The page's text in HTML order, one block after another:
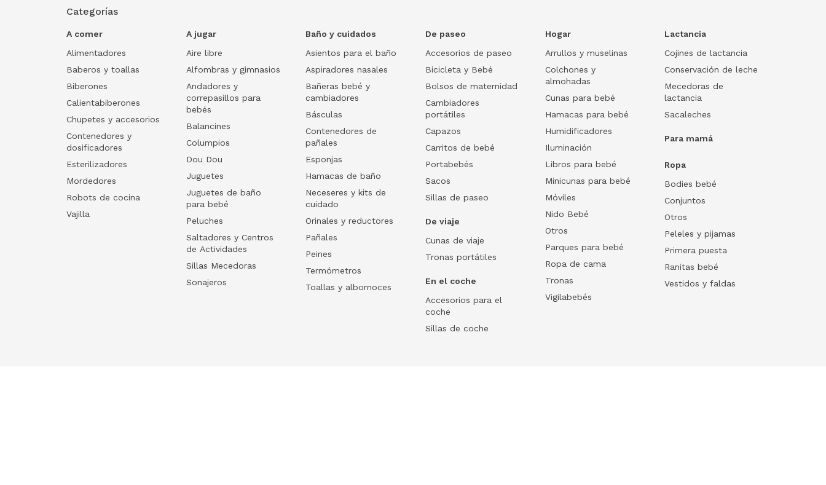
Categorías
A comer
Alimentadores
Baberos y toallas
Biberones
Calientabiberones
Chupetes y accesorios
Contenedores y
dosificadores
Esterilizadores
Mordedores
Robots de cocina
Vajilla
A jugar
Aire libre
Alfombras y gimnasios
Andadores y
correpasillos para
bebés
Balancines
Columpios
Dou Dou
Juguetes
Juguetes de baño
para bebé
Peluches
Saltadores y Centros
de Actividades
Sillas Mecedoras
Sonajeros
Baño y cuidados
Asientos para el baño
Aspiradores nasales
Bañeras bebé y
cambiadores
Básculas
Contenedores de
pañales
Esponjas
Hamacas de baño
Neceseres y kits de
cuidado
Orinales y reductores
Pañales
Peines
Termómetros
Toallas y albornoces
De paseo
Accesorios de paseo
Bicicleta y Bebé
Bolsos de maternidad
Cambiadores
portátiles
Capazos
Carritos de bebé
Portabebés
Sacos
Sillas de paseo
De viaje
Cunas de viaje
Tronas portátiles
En el coche
Accesorios para el
coche
Sillas de coche
Hogar
Arrullos y muselinas
Colchones y
almohadas
Cunas para bebé
Hamacas para bebé
Humidificadores
Iluminación
Libros para bebé
Minicunas para bebé
Móviles
Nido Bebé
Otros
Parques para bebé
Ropa de cama
Tronas
Vigilabebés
Lactancia
Cojines de lactancia
Conservación de leche
Mecedoras de
lactancia
Sacaleches
Para mamá
Ropa
Bodies bebé
Conjuntos
Otros
Peleles y pijamas
Primera puesta
Ranitas bebé
Vestidos y faldas